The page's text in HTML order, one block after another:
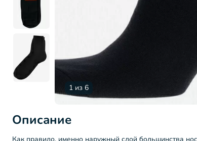
1 из 6
Описание